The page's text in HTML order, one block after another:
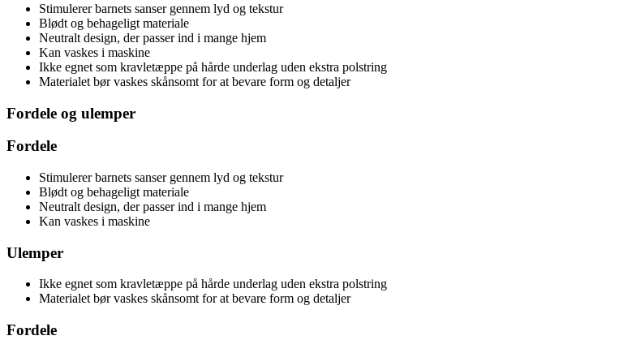
Stimulerer barnets sanser gennem lyd og tekstur
Blødt og behageligt materiale
Neutralt design, der passer ind i mange hjem
Kan vaskes i maskine
Ikke egnet som kravletæppe på hårde underlag uden ekstra polstring
Materialet bør vaskes skånsomt for at bevare form og detaljer
Fordele og ulemper
Fordele
Stimulerer barnets sanser gennem lyd og tekstur
Blødt og behageligt materiale
Neutralt design, der passer ind i mange hjem
Kan vaskes i maskine
Ulemper
Ikke egnet som kravletæppe på hårde underlag uden ekstra polstring
Materialet bør vaskes skånsomt for at bevare form og detaljer
Fordele